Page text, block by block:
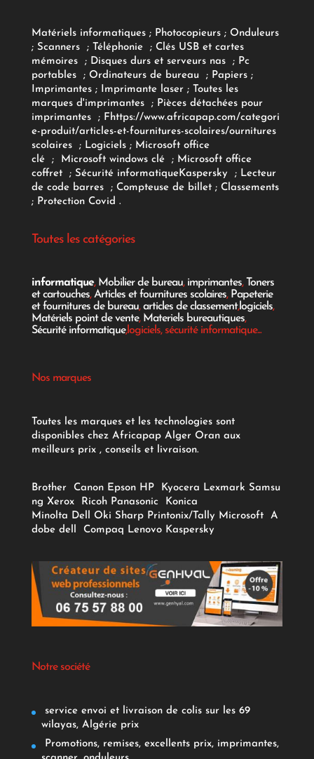
Matériels informatiques; Photocopieurs; Onduleurs
; Scanners ; Téléphonie ; Clés USB et cartes
mémoires
; Disques durs et serveurs nas ; Pc
portables
; Ordinateurs de bureau ; Papiers;
Imprimantes;Imprimante laser; Toutes les
marques d'imprimantes
; Pièces détachées pour
imprimantes
; F https://www.africapap.com/categori
e-produit/articles-et-fournitures-scolaires/ournitures
scolaires; Logiciels ; Microsoft office
clé
; Microsoft windows clé; Microsoft office
coffret ; Sécurité informatiqueKaspersky ; Lecteur
de code barres
; Compteuse de billet; Classements
; Protection Covid .
Toutes les catégories
informatique, Mobilier de bureau, imprimantes, Toners
et cartouches,Articles et fournitures scolaires, Papeterie
et fournitures de bureau,articles de classement,logiciels,
Matériels point de vente, Materiels bureautiques,
Sécurité informatique,logiciels, sécurité informatique...
Nos marques
Toutes les marques et les technologies sont
disponibles chez Africapap Alger Oran aux
meilleurs prix , conseils et livraison.
Brother Canon Epson HP Kyocera Lexmark Samsu
ng Xerox Ricoh Panasonic
Konica
Minolta Dell Oki Sharp Printonix/Tally Microsoft
A
dobe dell Compaq Lenovo Kaspersky
Notre société
service envoi et livraison de colis sur les 69
wilayas, Algérie prix
Promotions, remises, excellents prix, imprimantes,